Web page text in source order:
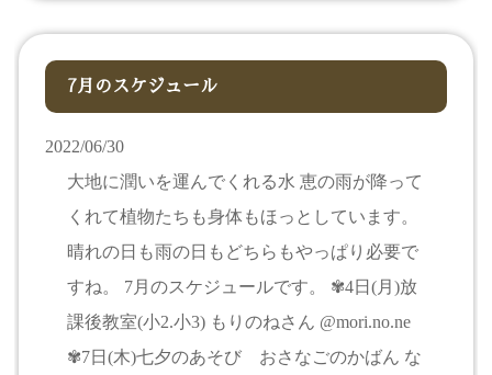
7月のスケジュール
2022/06/30
大地に潤いを運んでくれる水 恵の雨が降って
くれて植物たちも身体もほっとしています。
晴れの日も雨の日もどちらもやっぱり必要で
すね。 7月のスケジュールです。 ✾4日(月)放
課後教室(小2.小3) もりのねさん @mori.no.ne
✾7日(木)七夕のあそび おさなごのかばん な